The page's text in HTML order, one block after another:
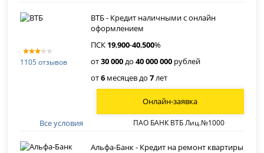
1105 отзывов
ВТБ - Кредит наличными с онлайн
оформлением
ПСК 19,900-40,500%
от30 000до40 000 000 рублей
от6 месяцев до7лет
Все условия ПАО БАНК ВТБ Лиц.№1000
Онлайн-заявка
Альфа-Банк - Кредит на ремонт квартиры